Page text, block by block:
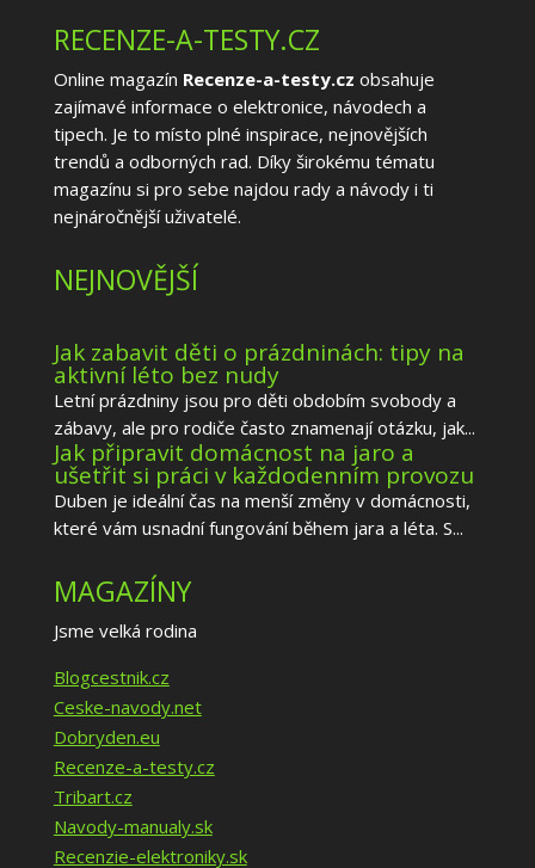
RECENZE-A-TESTY.CZ
Online magazín Recenze-a-testy.cz obsahuje
zajímavé informace o elektronice, návodech a
tipech. Je to místo plné inspirace, nejnovějších
trendů a odborných rad. Díky širokému tématu
magazínu si pro sebe najdou rady a návody i ti
nejnáročnější uživatelé.
NEJNOVĚJŠÍ
Jak zabavit děti o prázdninách: tipy na
aktivní léto bez nudy
Letní prázdniny jsou pro děti obdobím svobody a
zábavy, ale pro rodiče často znamenají otázku, jak...
Jak připravit domácnost na jaro a
ušetřit si práci v každodenním provozu
Duben je ideální čas na menší změny v domácnosti,
které vám usnadní fungování během jara a léta. S...
MAGAZÍNY
Jsme velká rodina
Blogcestnik.cz
Ceske-navody.net
Dobryden.eu
Recenze-a-testy.cz
Tribart.cz
Navody-manualy.sk
Recenzie-elektroniky.sk